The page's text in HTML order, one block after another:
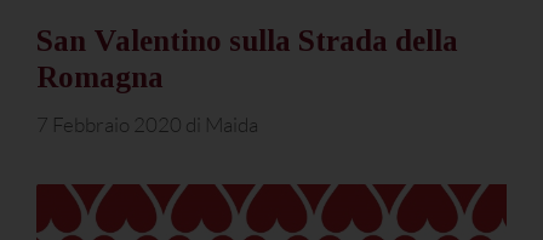
San Valentino sulla Strada della
Romagna
7 Febbraio 2020 di Maida